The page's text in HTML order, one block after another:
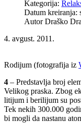
Kategorija:
Datum kreiranja:
AutorDraško
4. avgust. 2011.
Rodijum (fotografija iz
4 – Predstavlja broj
Velikog praska. Zbog
litijum i berilijum su
Tek nekih 300.000
bi mogli da nastanu